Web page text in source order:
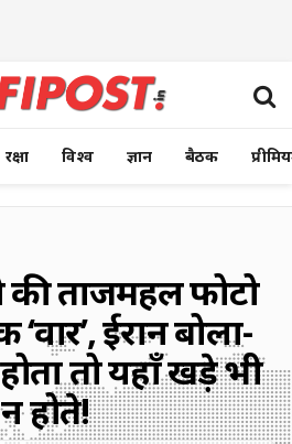
रक्षा विश्व ज्ञान बैठक
की ताजमहल फोटो
ईरान बोला-
तो यहाँ खड़े भी
न होते!